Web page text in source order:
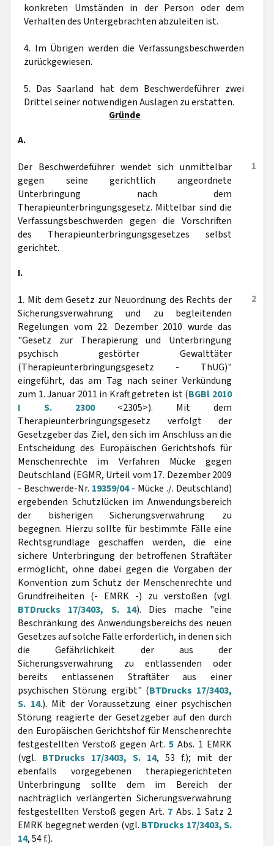
konkreten Umständen in der Person oder dem
Verhalten des Untergebrachten abzuleiten ist.
4. Im Übrigen werden die Verfassungsbeschwerden
zurückgewiesen.
5. Das Saarland hat dem Beschwerdeführer zwei
Drittel seiner notwendigen Auslagen zu erstatten.
Gründe
A.
1
Der Beschwerdeführer wendet sich unmittelbar
gegen seine gerichtlich angeordnete
Unterbringung nach dem
Therapieunterbringungsgesetz. Mittelbar sind die
Verfassungsbeschwerden gegen die Vorschriften
des Therapieunterbringungsgesetzes selbst
gerichtet.
I.
2
1. Mit dem Gesetz zur Neuordnung des Rechts der
Sicherungsverwahrung und zu begleitenden
Regelungen vom 22. Dezember 2010 wurde das
"Gesetz zur Therapierung und Unterbringung
psychisch gestörter Gewalttäter
(Therapieunterbringungsgesetz - ThUG)"
eingeführt, das am Tag nach seiner Verkündung
zum 1. Januar 2011 in Kraft getreten ist (BGBl 2010
I S. 2300<2305>). Mit dem
Therapieunterbringungsgesetz verfolgt der
Gesetzgeber das Ziel, den sich im Anschluss an die
Entscheidung des Europäischen Gerichtshofs für
Menschenrechte im Verfahren Mücke gegen
Deutschland (EGMR, Urteil vom 17. Dezember 2009
- Beschwerde-Nr. 19359/04- Mücke ./. Deutschland)
ergebenden Schutzlücken im Anwendungsbereich
der bisherigen Sicherungsverwahrung zu
begegnen. Hierzu sollte für bestimmte Fälle eine
Rechtsgrundlage geschaffen werden, die eine
sichere Unterbringung der betroffenen Straftäter
ermöglicht, ohne dabei gegen die Vorgaben der
Konvention zum Schutz der Menschenrechte und
Grundfreiheiten (- EMRK -) zu verstoßen (vgl.
BTDrucks 17/3403, S. 14). Dies mache "eine
Beschränkung des Anwendungsbereichs des neuen
Gesetzes auf solche Fälle erforderlich, in denen sich
die Gefährlichkeit der aus der
Sicherungsverwahrung zu entlassenden oder
bereits entlassenen Straftäter aus einer
psychischen Störung ergibt" (BTDrucks 17/3403,
S. 14.). Mit der Voraussetzung einer psychischen
Störung reagierte der Gesetzgeber auf den durch
den Europäischen Gerichtshof für Menschenrechte
festgestellten Verstoß gegen Art. 5 Abs. 1 EMRK
(vgl. BTDrucks 17/3403, S. 14, 53 f.); mit der
ebenfalls vorgegebenen therapiegerichteten
Unterbringung sollte dem im Bereich der
nachträglich verlängerten Sicherungsverwahrung
festgestellten Verstoß gegen Art. 7 Abs. 1 Satz 2
EMRK begegnet werden (vgl. BTDrucks 17/3403, S.
14, 54 f.).